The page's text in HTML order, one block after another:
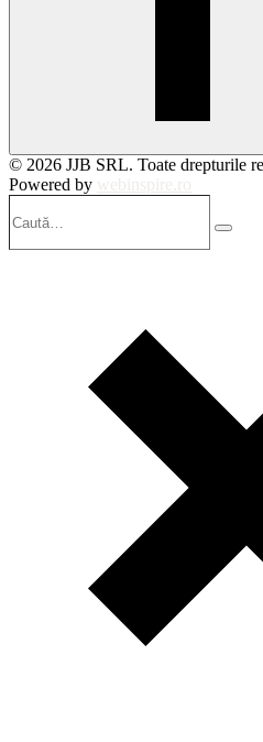
© 2026 JJB SRL. Toate drepturile
Powered by
Search